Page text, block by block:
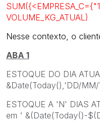
VOLUME_KG_ATUAL)
Nesse contexto, o
ABA 1
ESTOQUE DO DIA
&Date(Today(),'DD/
ESTOQUE A 'N' DIAS
em ' &(Date(Today()-